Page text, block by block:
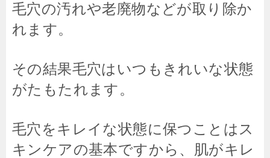
毛穴の汚れや老廃物などが取り除か
れます。
その結果毛穴はいつもきれいな状態
がたもたれます。
毛穴をキレイな状態に保つことはス
キンケアの基本ですから、肌がキレ